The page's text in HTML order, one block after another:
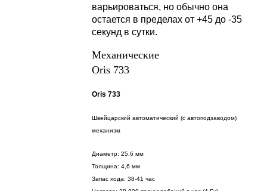
варьироваться, но обычно она
остается в пределах от +45 до -35
секунд в сутки.
Механические
Oris 733
Oris 733
Швейцарский автоматический (с автоподзаводом)
механизм
Диаметр: 25,6 мм
Толщина: 4,6 мм
Запас хода: 38-41 час